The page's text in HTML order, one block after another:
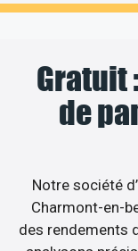
Gratuit
de
Notre société
Charmont-en-
des rendements